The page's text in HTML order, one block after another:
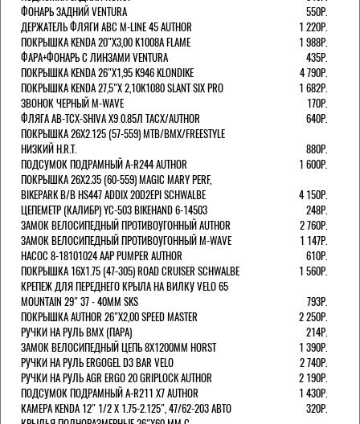
ФОНАРЬ ЗАДНИЙ VENTURA
550Р.
ДЕРЖАТЕЛЬ ФЛЯГИ АВС M-LINE 45 AUTHOR
1 220Р.
ПОКРЫШКА KENDA 20"Х3,00 K1008A FLAME
1 988Р.
ФАРА+ФОНАРЬ С ЛИНЗАМИ VENTURA
435Р.
ПОКРЫШКА KENDA 26"Х1,95 K946 KLONDIKE
4 790Р.
ПОКРЫШКА KENDA 27,5"Х 2,10K1080 SLANT SIX PRO
1 682Р.
ЗВОНОК ЧЕРНЫЙ M-WAVE
170Р.
ФЛЯГА AB-TCX-SHIVA X9 0.85Л TACX/AUTHOR
640Р.
ПОКРЫШКА 26X2.125 (57-559) MTB/BMX/FREESTYLE
НИЗКИЙ H.R.T.
880Р.
ПОДСУМОК ПОДРАМНЫЙ A-R244 AUTHOR
1 600Р.
ПОКРЫШКА 26X2.35 (60-559) MAGIC MARY PERF,
BIKEPARK B/B HS447 ADDIX 20D2EPI SCHWALBE
4 150Р.
ЦЕПЕМЕТР (КАЛИБР) YC-503 BIKEHAND 6-14503
248Р.
ЗАМОК ВЕЛОСИПЕДНЫЙ ПРОТИВОУГОННЫЙ AUTHOR
2 760Р.
ЗАМОК ВЕЛОСИПЕДНЫЙ ПРОТИВОУГОННЫЙ M-WAVE
1 147Р.
НАСОС 8-18101024 AAP PUMPER AUTHOR
610Р.
ПОКРЫШКА 16X1.75 (47-305) ROAD CRUISER SCHWALBE
1 560Р.
КРЕПЕЖ ДЛЯ ПЕРЕДНЕГО КРЫЛА НА ВИЛКУ VELO 65
MOUNTAIN 29" 37 - 40ММ SKS
793Р.
ПОКРЫШКА AUTHOR 26"Х2,00 SPEED MASTER
2 250Р.
РУЧКИ НА РУЛЬ BMX (ПАРА)
214Р.
ЗАМОК ВЕЛОCИПЕДНЫЙ ЦЕПЬ 8Х1200ММ HORST
1 390Р.
РУЧКИ НА РУЛЬ ERGOGEL D3 BAR VELO
2 740Р.
РУЧКИ НА РУЛЬ AGR ERGO 20 GRIPLOCK AUTHOR
2 190Р.
ПОДСУМОК ПОДРАМНЫЙ A-R211 X7 AUTHOR
1 430Р.
КАМЕРА KENDA 12" 1/2 Х 1.75-2.125", 47/62-203 АВТО
320Р.